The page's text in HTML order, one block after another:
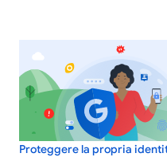
Proteggere la propria